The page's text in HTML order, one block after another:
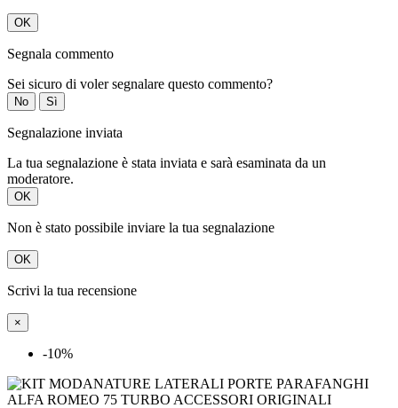
OK
Segnala commento
Sei sicuro di voler segnalare questo commento?
No Sì
Segnalazione inviata
La tua segnalazione è stata inviata e sarà esaminata da un
moderatore.
OK
Non è stato possibile inviare la tua segnalazione
OK
Scrivi la tua recensione
×
-10%